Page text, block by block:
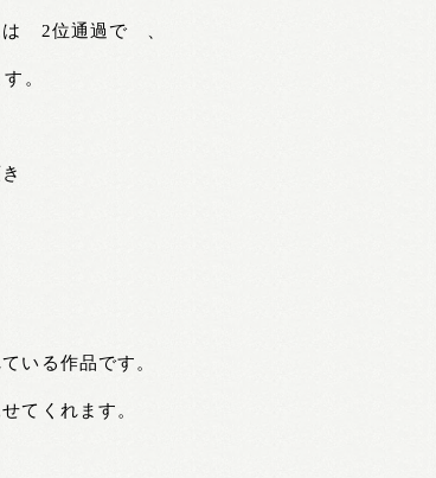
は 2位通過で 、
。
いる作品です。
てくれます。